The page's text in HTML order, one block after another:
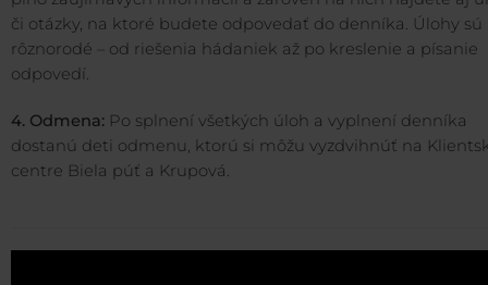
či otázky, na ktoré budete odpovedať do denníka. Úlohy sú
rôznorodé – od riešenia hádaniek až po kreslenie a písanie
odpovedí.
4. Odmena: Po splnení všetkých úloh a vyplnení denníka
dostanú deti odmenu, ktorú si môžu vyzdvihnúť na
centre Biela púť a Krupová.